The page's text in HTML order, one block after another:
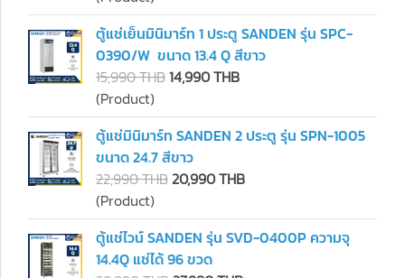
ตู้แช่เย็นมินิมาร์ท 1 ประตู SANDEN รุ่น SPC-
0390/W ขนาด 13.4 Q สีขาว
15,990 THB14,990 THB
(Product)
ตู้แช่มินิมาร์ท SANDEN 2 ประตู รุ่น SPN-1005
ขนาด 24.7 สีขาว
22,990 THB20,990 THB
(Product)
ตู้แช่ไวน์ SANDEN รุ่น SVD-0400P ความจุ
14.4Q แช่ได้ 96 ขวด